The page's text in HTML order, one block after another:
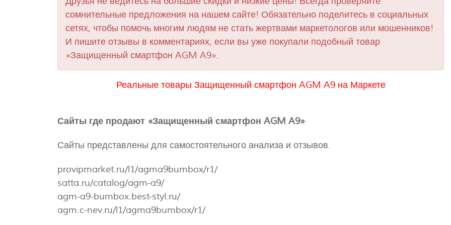
сомнительные предложения на нашем сайте! Обязательно поделитесь в социальных
сетях, чтобы помочь многим людям не стать жертвами маркетологов или мошенников!
И пишите отзывы в комментариях, если вы уже покупали подобный товар
«Защищенный смартфон AGM A9».
Реальные товары Защищенный смартфон AGM A9 на Маркете
Сайты где продают «Защищенный смартфон AGM A9»
Сайты представлены для самостоятельного анализа и отзывов.
provipmarket.ru/l1/agma9bumbox/r1/
satta.ru/catalog/agm-a9/
agm-a9-bumbox.best-styl.ru/
agm.c-nev.ru/l1/agma9bumbox/r1/